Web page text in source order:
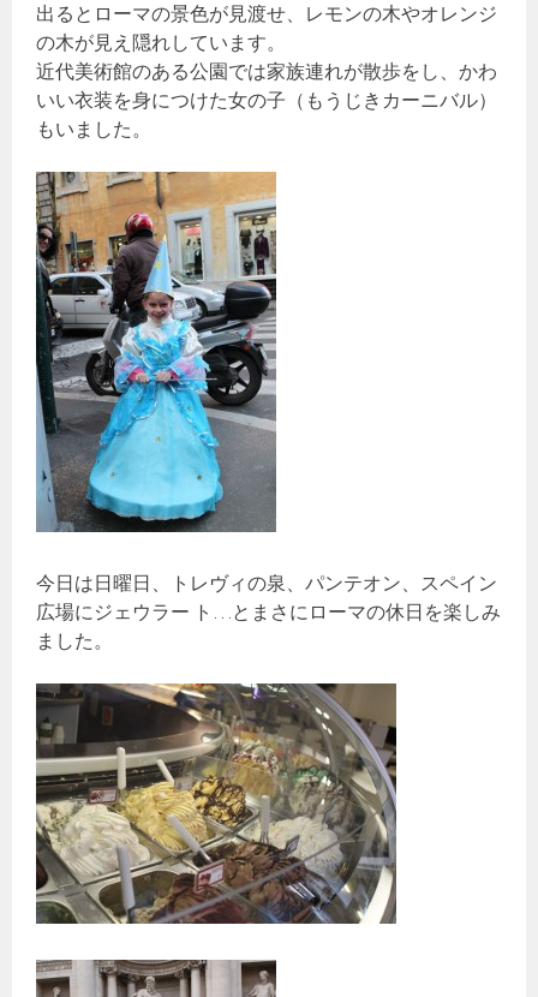
出るとローマの景色が見渡せ、レモンの木やオレンジ
の木が見え隠れしています。
近代美術館のある公園では家族連れが散歩をし、かわ
いい衣装を身につけた女の子（もうじきカーニバル）
もいました。
今日は日曜日、トレヴィの泉、パンテオン、スペイン
広場にジェウラー ト…とまさにローマの休日を楽しみ
ました。